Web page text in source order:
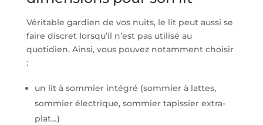
Véritable gardien de vos nuits, le lit peut aussi se
faire discret lorsqu’il n’est pas utilisé au
quotidien. Ainsi, vous pouvez notamment choisir
:
un lit à sommier intégré (sommier à lattes,
sommier électrique, sommier tapissier extra-
plat…)